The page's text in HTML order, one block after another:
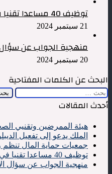
توظيف 40 مساعدا تقنيا في وزارة الصحة
21 سبتمبر 2024
منهجية الجواب عن سؤال
20 سبتمبر 2024
البحث عن الكلمات المفتاحية
البحث
عن:
أحدث المقالات
هيئة الممرضين وتقنيي
الملك يدعو إلى تفعيل
جمعيات حماية المال تنظم
توظيف 40 مساعدا تقنيا في وزارة الصحة
منهجية الجواب عن سؤال